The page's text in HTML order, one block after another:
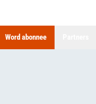
Word abonnee